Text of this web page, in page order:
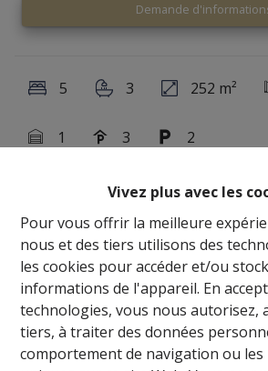
Vivez plus avec les
Pour vous offrir la meilleure
nous et des tiers utilisons des
les cookies pour accéder et/ou
informations de l'appareil. En
technologies, vous nous autorisez,
tiers, à traiter des données
comportement de navigation ou
Demande
5 3 252 m²
1 3 2
OPTION! Century21ImmoNero
spacieuse villa en grande partie
de 19A69 et comprenant : Sous-
garage 2 voitures, GA : Entrée
intégré, Séjour de 46m² attenant à
de 10m², (encore en partie à
bureau de 12m² et 10m², et une
douche, lavabo et WC ; Belles